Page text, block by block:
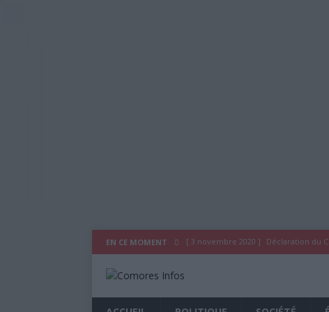
EN CE MOMENT [ 3 novembre 2020 ] Déclaration du